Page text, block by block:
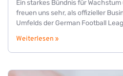
Ein starkes Bündnis für
freuen uns sehr, als offizieller
Umfelds der German Football
Weiterlesen »